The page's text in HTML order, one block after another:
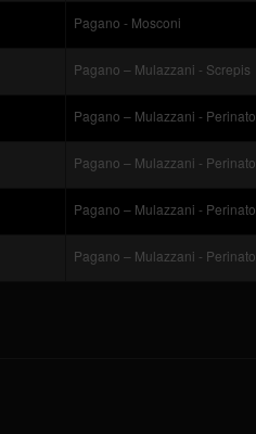
Pagano - Mosconi
Pagano – Mulazzani - Screpis
Pagano – Mulazzani - Perinato
Pagano – Mulazzani - Perinato
Pagano – Mulazzani - Perinato
Pagano – Mulazzani - Perinato